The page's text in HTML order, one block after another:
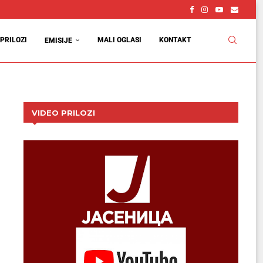
PRILOZI EMISIJE MALI OGLASI KONTAKT
VIDEO PRILOZI